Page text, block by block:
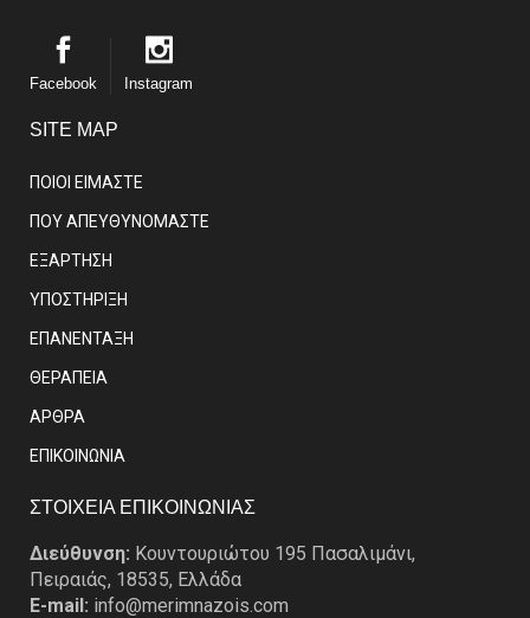
Facebook Instagram
SITE MAP
ΠΟΙΟΙ ΕΙΜΑΣΤE
ΠΟΥ ΑΠΕΥΘΥΝΟΜΑΣΤΕ
ΕΞΑΡΤΗΣΗ
ΥΠΟΣΤΗΡΙΞΗ
ΕΠΑΝΕΝΤΑΞΗ
ΘΕΡΑΠΕΙΑ
ΑΡΘΡΑ
EΠΙΚΟΙΝΩΝΙΑ
ΣΤΟΙΧΕΙΑ ΕΠΙΚΟΙΝΩΝΙΑΣ
Διεύθυνση: Κουντουριώτου 195 Πασαλιμάνι,
Πειραιάς, 18535, Ελλάδα
E-mail: info@merimnazois.com